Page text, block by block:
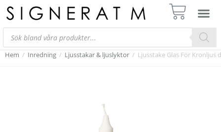
Hem / Inredning / Ljusstakar & ljuslyktor / Ljusstake Glas För Kronljus